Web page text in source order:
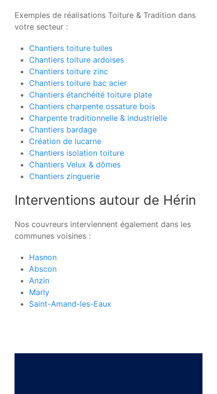
Exemples de réalisations Toiture & Tradition dans
votre secteur :
Chantiers toiture tuiles
Chantiers toiture ardoises
Chantiers toiture zinc
Chantiers toiture bac acier
Chantiers étanchéité toiture plate
Chantiers charpente ossature bois
Charpente traditionnelle & industrielle
Chantiers bardage
Création de lucarne
Chantiers isolation toiture
Chantiers Velux & dômes
Chantiers zinguerie
Interventions autour de Hérin
Nos couvreurs interviennent également dans les
communes voisines :
Hasnon
Abscon
Anzin
Marly
Saint-Amand-les-Eaux